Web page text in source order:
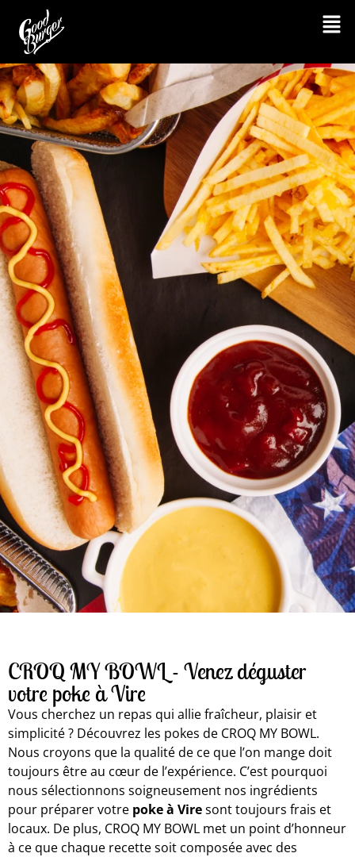
CROQ MY BOWL - Venez déguster
votre poke à Vire
Vous cherchez un repas qui allie fraîcheur, plaisir et
simplicité ? Découvrez les pokes de CROQ MY BOWL.
Nous croyons que la qualité de ce que l’on mange doit
toujours être au cœur de l’expérience. C’est pourquoi
nous sélectionnons soigneusement nos ingrédients
pour préparer votre poke à Viresont toujours frais et
locaux. De plus, CROQ MY BOWL met un point d’honneur
à ce que chaque recette soit composée avec des